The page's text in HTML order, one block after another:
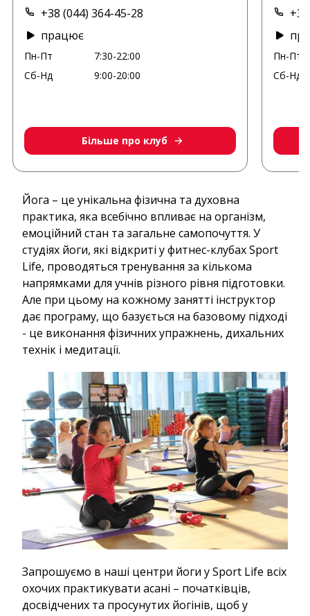
+38 (044) 364-45-28
працює
Пн-Пт
7:30-22:00
Сб-Нд
9:00-20:00
Більше про клуб
Пн-Пт
Сб-Нд
Йога – це унікальна фізична та духовна
практика, яка всебічно впливає на організм,
емоційний стан та загальне самопочуття. У
студіях йоги, які відкриті у фитнес-клубах Sport
Life, проводяться тренування за кількома
напрямками для учнів різного рівня підготовки.
Але при цьому на кожному занятті інструктор
дає програму, що базується на базовому підході
- це виконання фізичних упражнень, дихальних
технік і медитації.
Запрошуємо в наші центри йоги у Sport Life всіх
охочих практикувати асані – початківців,
досвідчених та просунутих йогінів, щоб у